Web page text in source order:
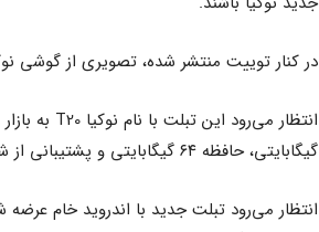
در کنار توییت منتشر شده، تصویری از گوشی نوکیا ۳۳۱۰ (۲۰۱۷) و تبلت جدید به اشتراک گذاشته
گیگابایتی، حافظه ۶۴ گیگابایتی و پشتیبانی از شارژ ۱۰ واتی بهره ببرد.
انتظار می‌رود تبلت جدید با اندروید خام